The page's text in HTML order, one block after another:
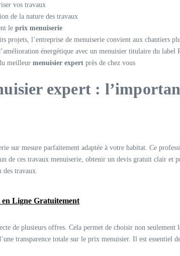
vos travaux
de la nature des travaux
le prix menuiserie
projets, l’entreprise de menuiserie convient aux chantiers
énergétique avec un menuisier titulaire du label
meilleur menuisier expert près de chez vous
expert :
sur mesure parfaitement adaptée à votre habitat. Ce
de ces travaux menuiserie, obtenir un devis gratuit clair
des travaux.
en Ligne Gratuitement
de plusieurs offres. Cela permet de choisir non
transparence totale sur le prix menuisier. Il est